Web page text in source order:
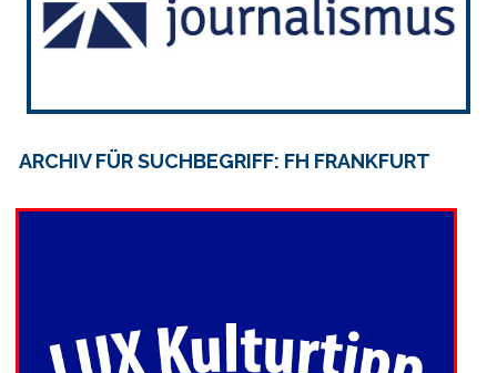
ARCHIV FÜR SUCHBEGRIFF: FH FRANKFURT